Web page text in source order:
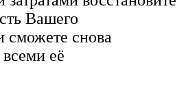
Вашего
сможете снова
всеми её